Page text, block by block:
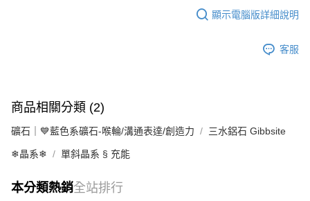
顯示電腦版詳細說明
客服
商品相關分類 (2)
礦石｜💙藍色系礦石-喉輪/溝通表達/創造力 三水鋁石 Gibbsite
❄晶系❄ 單斜晶系 § 充能
本分類熱銷全站排行